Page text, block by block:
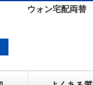
ウォン宅配両替
ウォン売却